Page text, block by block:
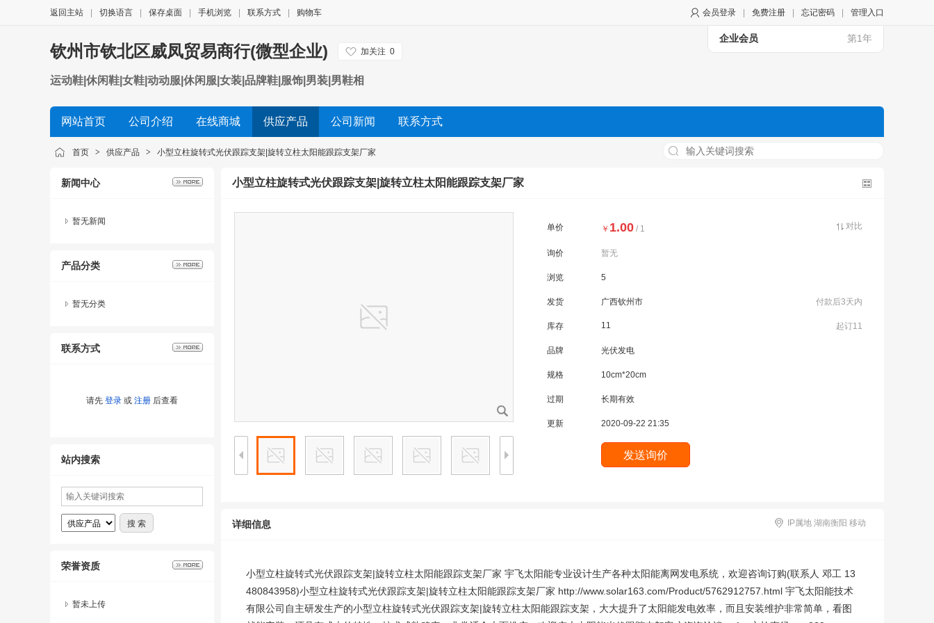
会员登录 免费注册 忘记密码 管理入口
返回主站 切换语言 保存桌面 手机浏览 联系方式 购物车
企业会员 第1年
钦州市钦北区威凤贸易商行(微型企业) 加关注 0
运动鞋|休闲鞋|女鞋|动动服|休闲服|女装|品牌鞋|服饰|男装|男鞋相
网站首页 公司介绍 在线商城 供应产品 公司新闻 联系方式
首页 > 供应产品 > 小型立柱旋转式光伏跟踪支架|旋转立柱太阳能跟踪支架厂家
新闻中心
暂无新闻
产品分类
暂无分类
联系方式
请先 登录 或 注册 后查看
站内搜索
荣誉资质
暂未上传
小型立柱旋转式光伏跟踪支架|旋转立柱太阳能跟踪支架厂家
单价 ￥ 1.00 / 1 对比
询价 暂无
浏览 5
发货 广西钦州市 付款后3天内
库存 11 起订11
品牌 光伏发电
规格 10cm*20cm
过期 长期有效
更新 2020-09-22 21:35
详细信息 IP属地 湖南衡阳 移动
小型立柱旋转式光伏跟踪支架|旋转立柱太阳能跟踪支架厂家 宇飞太阳能专业设计生产各种太阳能离网发电系统，欢迎咨询订购(联系人 邓工 13
480843958)小型立柱旋转式光伏跟踪支架|旋转立柱太阳能跟踪支架厂家 http://www.solar163.com/Product/5762912757.html 宇飞太阳能技术
有限公司自主研发生产的小型立柱旋转式光伏跟踪支架|旋转立柱太阳能跟踪支架，大大提升了太阳能发电效率，而且安装维护非常简单，看图